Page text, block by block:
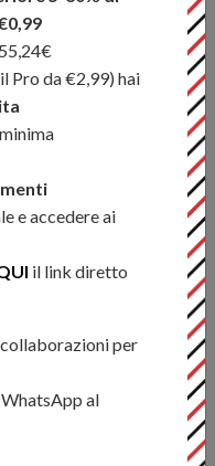
€ 89,99
Pro da €2,99) hai
e accedere ai
il link diretto
per
al